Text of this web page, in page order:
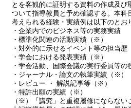
とを客観的に証明する資料の作成及び
ついて指導教員と予め確認する。本科
考えられる経験・実績例は以下のとお
・企業内でのビジネス等の実務実績
・標準化関連の活動実績（※）
・対外的に示せるイベント等の担当歴
・学会における発表実績（※）
・学会活動、国際会議の実行委員等の
・ジャーナル・論文の執筆実績（※）
・レビュー ・ 解説記事等（※）
・特許出願の実績（※）
（※）「講究」と重複履修にならない